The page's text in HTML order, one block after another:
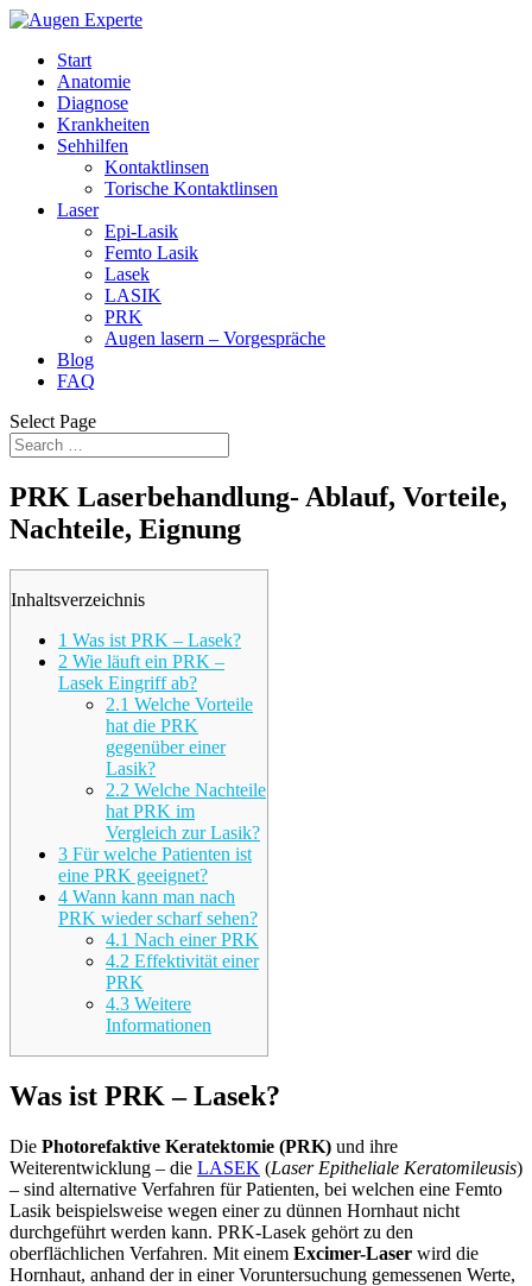
Start
Anatomie
Diagnose
Krankheiten
Sehhilfen
Kontaktlinsen
Torische Kontaktlinsen
Laser
Epi-Lasik
Femto Lasik
Lasek
LASIK
PRK
Augen lasern – Vorgespräche
Blog
FAQ
Select Page
PRK Laserbehandlung- Ablauf, Vorteile,
Nachteile, Eignung
Inhaltsverzeichnis
1 Was ist PRK – Lasek?
2 Wie läuft ein PRK –
Lasek Eingriff ab?
2.1 Welche Vorteile
hat die PRK
gegenüber einer
Lasik?
2.2 Welche Nachteile
hat PRK im
Vergleich zur Lasik?
3 Für welche Patienten ist
eine PRK geeignet?
4 Wann kann man nach
PRK wieder scharf sehen?
4.1 Nach einer PRK
4.2 Effektivität einer
PRK
4.3 Weitere
Informationen
Was ist PRK – Lasek?
Die Photorefaktive Keratektomie (PRK) und ihre
Weiterentwicklung – die LASEK (Laser Epitheliale Keratomileusis)
– sind alternative Verfahren für Patienten, bei welchen eine Femto
Lasik beispielsweise wegen einer zu dünnen Hornhaut nicht
durchgeführt werden kann. PRK-Lasek gehört zu den
oberflächlichen Verfahren. Mit einem Excimer-Laser wird die
Hornhaut, anhand der in einer Voruntersuchung gemessenen Werte,